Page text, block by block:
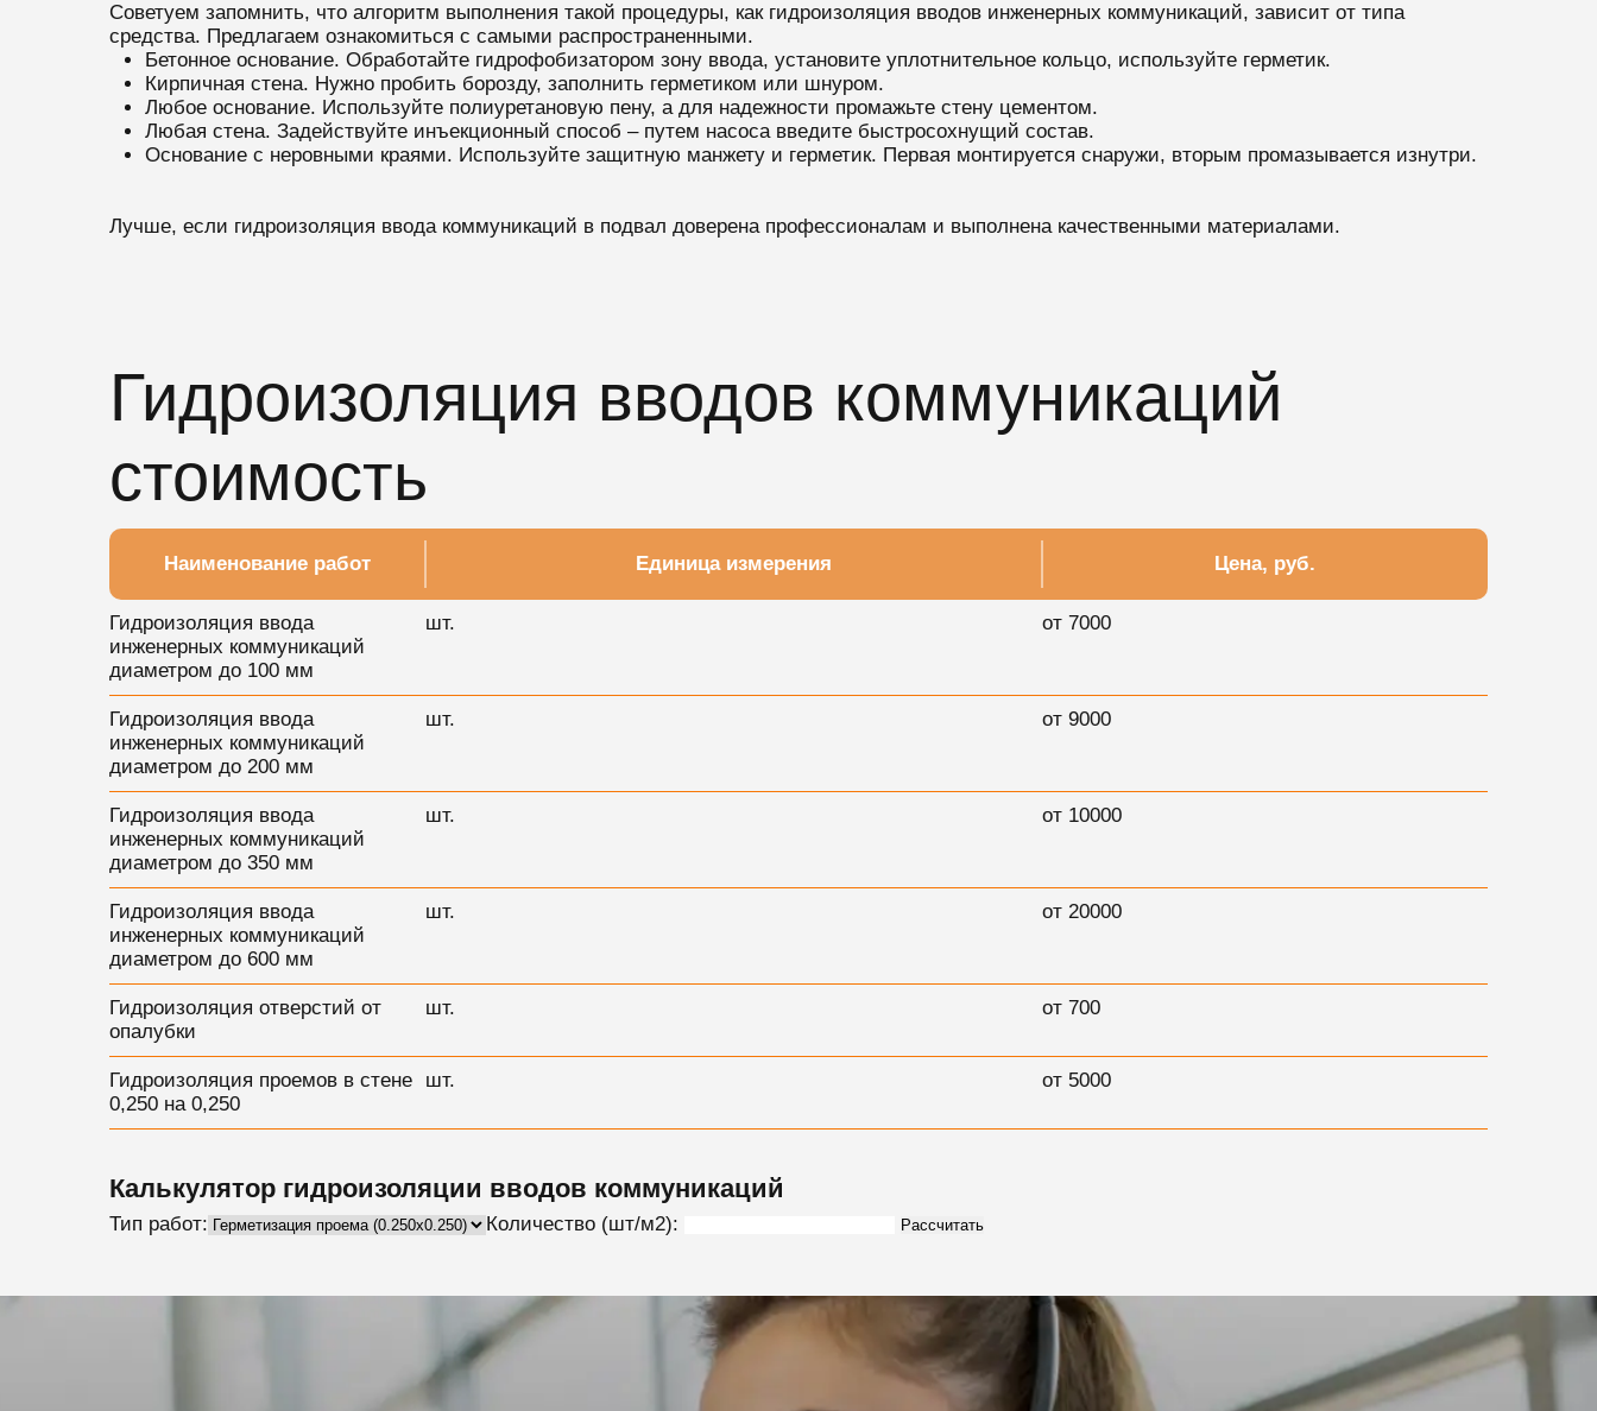
Советуем запомнить, что алгоритм выполнения такой процедуры, как гидроизоляция вводов инженерных коммуникаций, зависит от типа
средства. Предлагаем ознакомиться с самыми распространенными.
Бетонное основание. Обработайте гидрофобизатором зону ввода, установите уплотнительное кольцо, используйте герметик.
Кирпичная стена. Нужно пробить борозду, заполнить герметиком или шнуром.
Любое основание. Используйте полиуретановую пену, а для надежности промажьте стену цементом.
Любая стена. Задействуйте инъекционный способ – путем насоса введите быстросохнущий состав.
Основание с неровными краями. Используйте защитную манжету и герметик. Первая монтируется снаружи, вторым промазывается изнутри.
Лучше, если гидроизоляция ввода коммуникаций в подвал доверена профессионалам и выполнена качественными материалами.
Гидроизоляция вводов коммуникаций
стоимость
Наименование работ Единица измерения Цена, руб.
Гидроизоляция ввода
инженерных коммуникаций
диаметром до 100 мм
шт. от 7000
Гидроизоляция ввода
инженерных коммуникаций
диаметром до 200 мм
шт. от 9000
Гидроизоляция ввода
инженерных коммуникаций
диаметром до 350 мм
шт. от 10000
Гидроизоляция ввода
инженерных коммуникаций
диаметром до 600 мм
шт. от 20000
Гидроизоляция отверстий от
опалубки
шт. от 700
Гидроизоляция проемов в стене
0,250 на 0,250
шт. от 5000
Калькулятор гидроизоляции вводов коммуникаций
Тип работ: Количество (шт/м2): Рассчитать